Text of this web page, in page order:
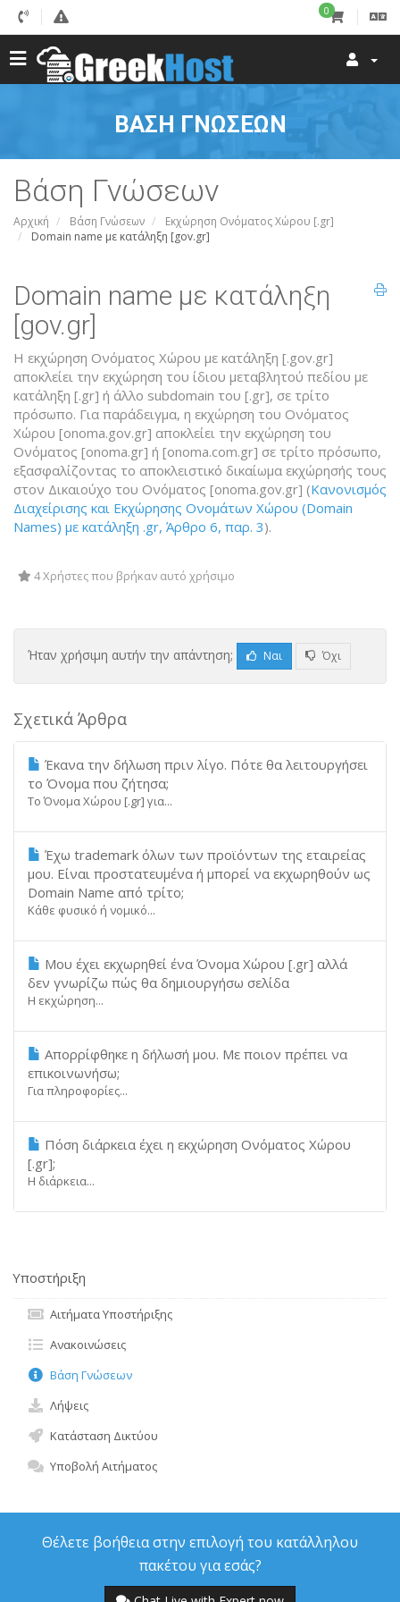
0
ΒΆΣΗ ΓΝΏΣΕΩΝ
Βάση Γνώσεων
Αρχική Βάση Γνώσεων
Εκχώρηση Ονόματος Χώρου [.gr]
Domain name με κατάληξη [gov.gr]
Domain name με κατάληξη
[gov.gr]
Η εκχώρηση Ονόματος Χώρου με κατάληξη [.gov.gr]
αποκλείει την εκχώρηση του ίδιου μεταβλητού πεδίου με
κατάληξη [.gr] ή άλλο subdomain του [.gr], σε τρίτο
πρόσωπο. Για παράδειγμα, η εκχώρηση του Ονόματος
Χώρου [onoma.gov.gr] αποκλείει την εκχώρηση του
Ονόματος [onoma.gr] ή [onoma.com.gr] σε τρίτο πρόσωπο,
εξασφαλίζοντας το αποκλειστικό δικαίωμα εκχώρησής τους
στον Δικαιούχο του Ονόματος [onoma.gov.gr] (Κανονισμός
Διαχείρισης και Εκχώρησης Ονομάτων Χώρου (Domain
Names) με κατάληξη .gr, Άρθρο 6, παρ. 3).
4 Χρήστες που βρήκαν αυτό χρήσιμο
Ήταν χρήσιμη αυτήν την απάντηση; Ναι Όχι
Σχετικά Άρθρα
Έκανα την δήλωση πριν λίγο. Πότε θα λειτουργήσει
το Όνομα που ζήτησα;
Το Όνομα Χώρου [.gr] για...
Έχω trademark όλων των προϊόντων της εταιρείας
μου. Είναι προστατευμένα ή μπορεί να εκχωρηθούν ως
Domain Name από τρίτο;
Κάθε φυσικό ή νομικό...
Μου έχει εκχωρηθεί ένα Όνομα Χώρου [.gr] αλλά
δεν γνωρίζω πώς θα δημιουργήσω σελίδα
Η εκχώρηση...
Απορρίφθηκε η δήλωσή μου. Με ποιον πρέπει να
επικοινωνήσω;
Για πληροφορίες...
Πόση διάρκεια έχει η εκχώρηση Ονόματος Χώρου
[.gr];
Η διάρκεια...
Υποστήριξη
Αιτήματα Υποστήριξης
Ανακοινώσεις
Βάση Γνώσεων
Λήψεις
Κατάσταση Δικτύου
Υποβολή Αιτήματος
Θέλετε βοήθεια στην επιλογή του κατάλληλου
πακέτου για εσάς?